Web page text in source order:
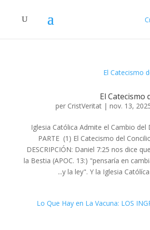
El Catecismo
per CristVeritat |nov. 13,
Iglesia Católica Admite el Cambio del
PARTE (1) El Catecismo del
DESCRIPCIÓN: Daniel 7:25 nos dice
la Bestia (APOC. 13:) "pensaría en
y la ley". Y la Iglesia